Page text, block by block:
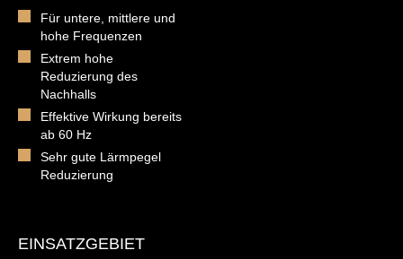
Für untere, mittlere und
hohe Frequenzen
Extrem hohe
Reduzierung des
Nachhalls
Effektive Wirkung bereits
ab 60 Hz
Sehr gute Lärmpegel
Reduzierung
EINSATZGEBIET